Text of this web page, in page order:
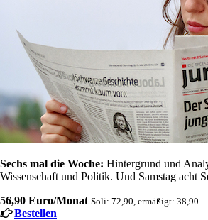
Sechs mal die Woche: Hintergrund und
Wissenschaft und Politik. Und Samstag acht
56,90 Euro/Monat Soli: 72,90, ermäßigt: 38,90
Bestellen